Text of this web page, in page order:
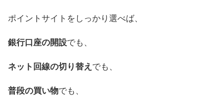
ポイントサイトをしっかり選べば、
銀行口座の開設でも、
ネット回線の切り替え でも、
普段の買い物でも、